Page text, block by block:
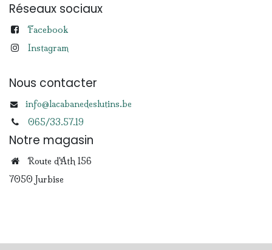
Réseaux sociaux
Facebook
Instagram
Nous contacter
info@lacabanedeslutins.be
065/33.57.19
Notre magasin
Route d'Ath 156
7050 Jurbise